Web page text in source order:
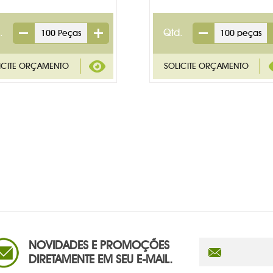
Qtd.
NOVIDADES E PROMOÇÕES
DIRETAMENTE EM SEU E-MAIL.